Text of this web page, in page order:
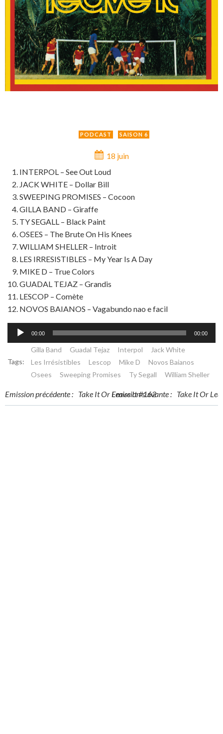
PODCAST SAISON 6
18 juin
INTERPOL – See Out Loud
JACK WHITE – Dollar Bill
SWEEPING PROMISES – Cocoon
GILLA BAND – Giraffe
TY SEGALL – Black Paint
OSEES – The Brute On His Knees
WILLIAM SHELLER – Introit
LES IRRESISTIBLES – My Year Is A Day
MIKE D – True Colors
GUADAL TEJAZ – Grandis
LESCOP – Comète
NOVOS BAIANOS – Vagabundo nao e facil
Lecteur
audio
00:00 00:00
Tags:
Gilla Band Guadal Tejaz Interpol
Jack White
Les Irrésistibles
Lescop Mike D
Novos Baianos
Osees
Sweeping Promises Ty Segall William Sheller
Post
Emission précédente : Take It Or Leave It #162
Post
Emission suivante : Take It Or